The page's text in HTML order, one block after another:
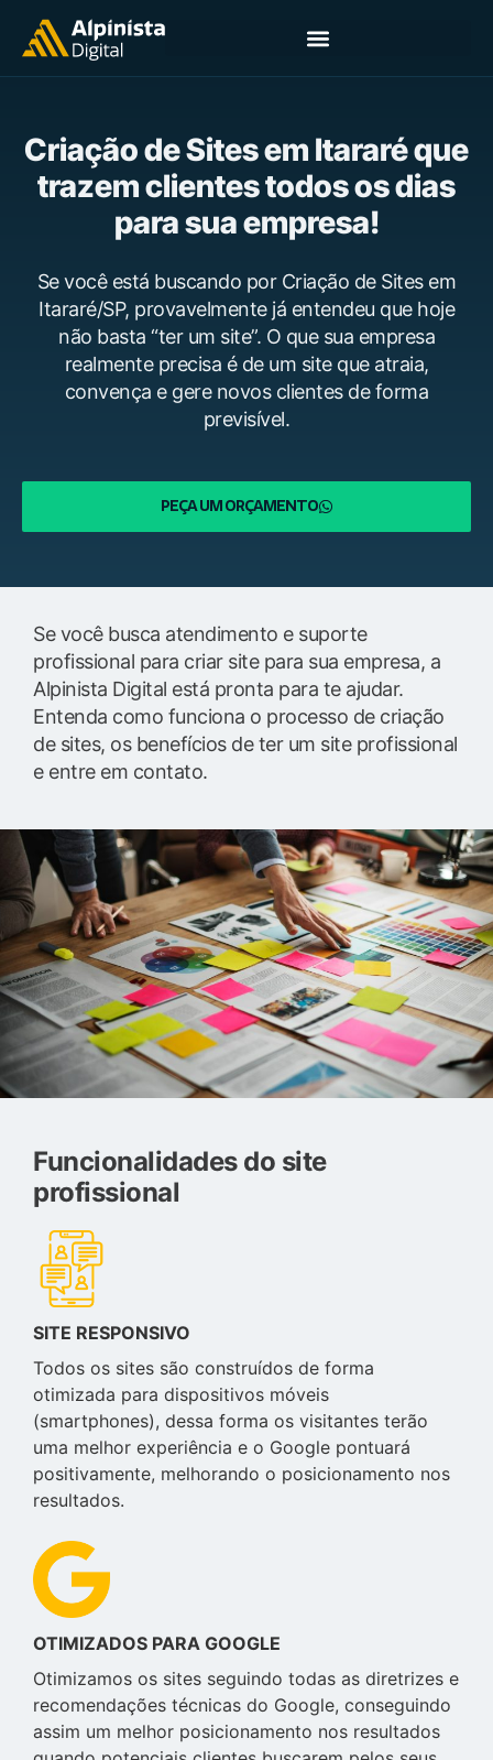
Criação de Sites em Itararé que
trazem clientes todos os dias
para sua empresa!
Se você está buscando por Criação de Sites em
Itararé/SP, provavelmente já entendeu que hoje
não basta “ter um site”. O que sua empresa
realmente precisa é de um site que atraia,
convença e gere novos clientes de forma
previsível.
PEÇA UM ORÇAMENTO
Se você busca atendimento e suporte
profissional para criar site para sua empresa, a
Alpinista Digital está pronta para te ajudar.
Entenda como funciona o processo de criação
de sites, os benefícios de ter um site profissional
e entre em contato.
Funcionalidades do site
profissional
SITE RESPONSIVO
Todos os sites são construídos de forma
otimizada para dispositivos móveis
(smartphones), dessa forma os visitantes terão
uma melhor experiência e o Google pontuará
positivamente, melhorando o posicionamento nos
resultados.
OTIMIZADOS PARA GOOGLE
Otimizamos os sites seguindo todas as diretrizes e
recomendações técnicas do Google, conseguindo
assim um melhor posicionamento nos resultados